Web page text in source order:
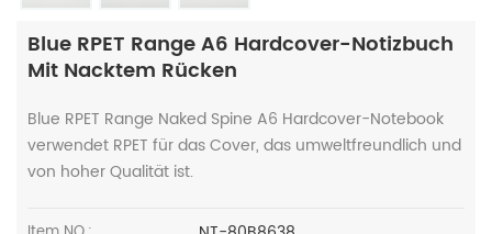
Blue RPET Range A6 Hardcover-Notizbuch
Mit Nacktem Rücken
Blue RPET Range Naked Spine A6 Hardcover-Notebook
verwendet RPET für das Cover, das umweltfreundlich und
von hoher Qualität ist.